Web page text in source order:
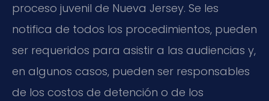
proceso juvenil de Nueva Jersey. Se les
notifica de todos los procedimientos, pueden
ser requeridos para asistir a las audiencias y,
en algunos casos, pueden ser responsables
de los costos de detención o de los